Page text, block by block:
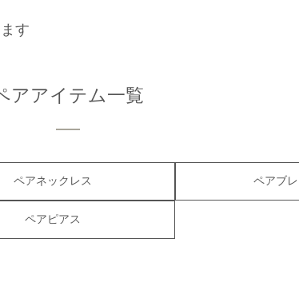
す
アアイテム一覧
ペアネックレス ペアブ
ペアピアス